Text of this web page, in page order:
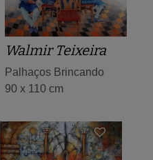
Walmir Teixeira
Palhaços Brincando
90 x 110 cm